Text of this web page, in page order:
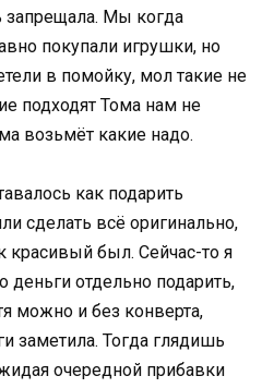
запрещала. Мы когда
покупали игрушки, но
в помойку, мол такие не
подходят Тома нам не
возьмёт какие надо.
как подарить
сделать всё оригинально,
красивый был. Сейчас-то я
отдельно подарить,
можно и без конверта,
заметила. Тогда глядишь
очередной прибавки